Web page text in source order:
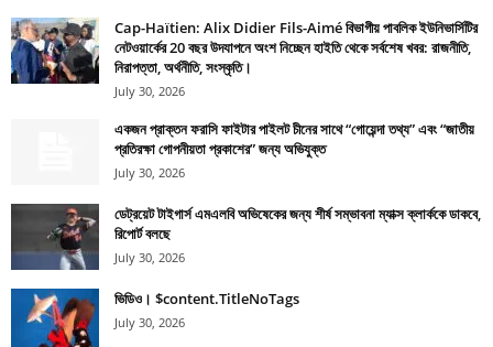
Cap-Haïtien: Alix Didier Fils-Aimé বিভাগীয় পাবলিক ইউনিভার্সিটির
নেটওয়ার্কের 20 বছর উদযাপনে অংশ নিচ্ছেন হাইতি থেকে সর্বশেষ খবর: রাজনীতি,
নিরাপত্তা, অর্থনীতি, সংস্কৃতি।
July 30, 2026
একজন প্রাক্তন ফরাসি ফাইটার পাইলট চীনের সাথে “গোয়েন্দা তথ্য” এবং “জাতীয়
প্রতিরক্ষা গোপনীয়তা প্রকাশের” জন্য অভিযুক্ত
July 30, 2026
ডেট্রয়েট টাইগার্স এমএলবি অভিষেকের জন্য শীর্ষ সম্ভাবনা ম্যাক্স ক্লার্ককে ডাকবে,
রিপোর্ট বলছে
July 30, 2026
ভিডিও। $content.TitleNoTags
July 30, 2026